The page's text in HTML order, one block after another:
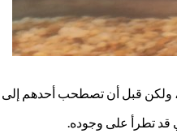
قبل أن تصطحب أحدهم إلى
قد تطرأ على وجوده.